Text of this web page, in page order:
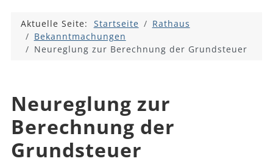
Aktuelle Seite: Startseite
Rathaus
Bekanntmachungen
Neureglung zur Berechnung der Grundsteuer
Neureglung zur
Berechnung der
Grundsteuer